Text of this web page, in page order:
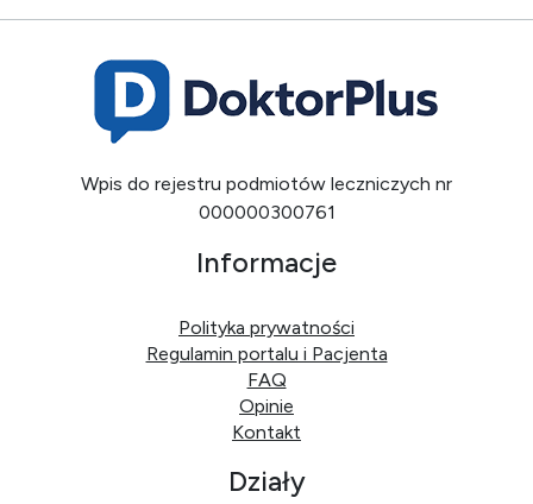
Wpis do rejestru podmiotów leczniczych nr
000000300761
Informacje
Polityka prywatności
Regulamin portalu i Pacjenta
FAQ
Opinie
Kontakt
Działy